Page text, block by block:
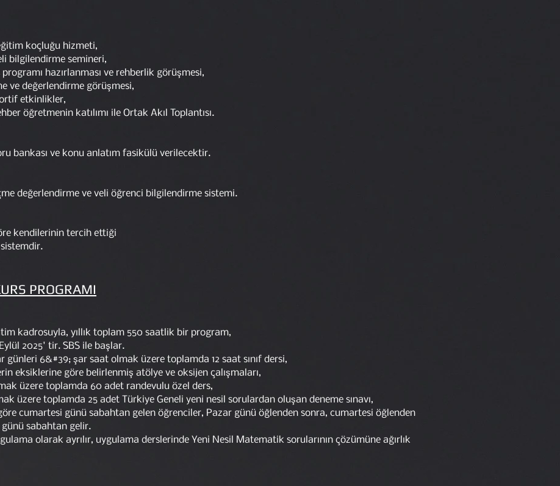
koçluğu hizmeti,
bilgilendirme semineri,
hazırlanması ve rehberlik görüşmesi,
ve değerlendirme görüşmesi,
etkinlikler,
öğretmenin katılımı ile Ortak Akıl Toplantısı.
bankası ve konu anlatım fasikülü verilecektir.
değerlendirme ve veli öğrenci bilgilendirme sistemi.
kendilerinin tercih ettiği
PROGRAMI
kadrosuyla, yıllık toplam 550 saatlik bir program,
2025' tir. SBS ile başlar.
günleri 6&#39; şar saat olmak üzere toplamda 12 saat sınıf dersi,
eksiklerine göre belirlenmiş atölye ve oksijen çalışmaları,
üzere toplamda 60 adet randevulu özel ders,
üzere toplamda 25 adet Türkiye Geneli yeni nesil sorulardan oluşan deneme sınavı,
cumartesi günü sabahtan gelen öğrenciler, Pazar günü öğlenden sonra, cumartesi öğlenden
sabahtan gelir.
olarak ayrılır, uygulama derslerinde Yeni Nesil Matematik sorularının çözümüne ağırlık